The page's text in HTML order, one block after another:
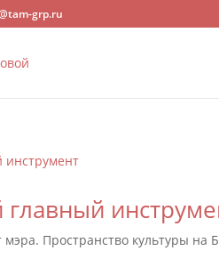
grp.ru
мэра. Пространство культуры на